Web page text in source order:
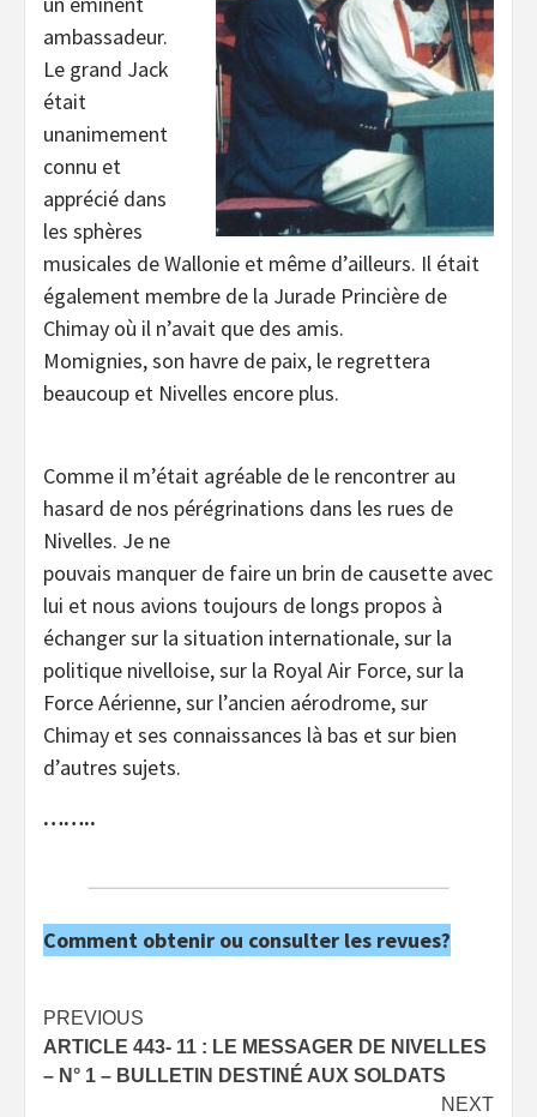
ambassadeur.
Le grand Jack
était
unanimement
connu et
apprécié dans
les sphères
musicales de Wallonie et même d’ailleurs. Il était
également membre de la Jurade Princière de
Chimay où il n’avait que des amis.
Momignies, son havre de paix, le regrettera
beaucoup et Nivelles encore plus.
Comme il m’était agréable de le rencontrer au
hasard de nos pérégrinations dans les rues de
Nivelles. Je ne
pouvais manquer de faire un brin de causette avec
lui et nous avions toujours de longs propos à
échanger sur la situation internationale, sur la
politique nivelloise, sur la Royal Air Force, sur la
Force Aérienne, sur l’ancien aérodrome, sur
Chimay et ses connaissances là bas et sur bien
d’autres sujets.
……..
Comment obtenir ou consulter les revues?
Post
navigation
PREVIOUS
ARTICLE 443- 11 : LE MESSAGER DE NIVELLES
– N° 1 – BULLETIN DESTINÉ AUX SOLDATS
NEXT